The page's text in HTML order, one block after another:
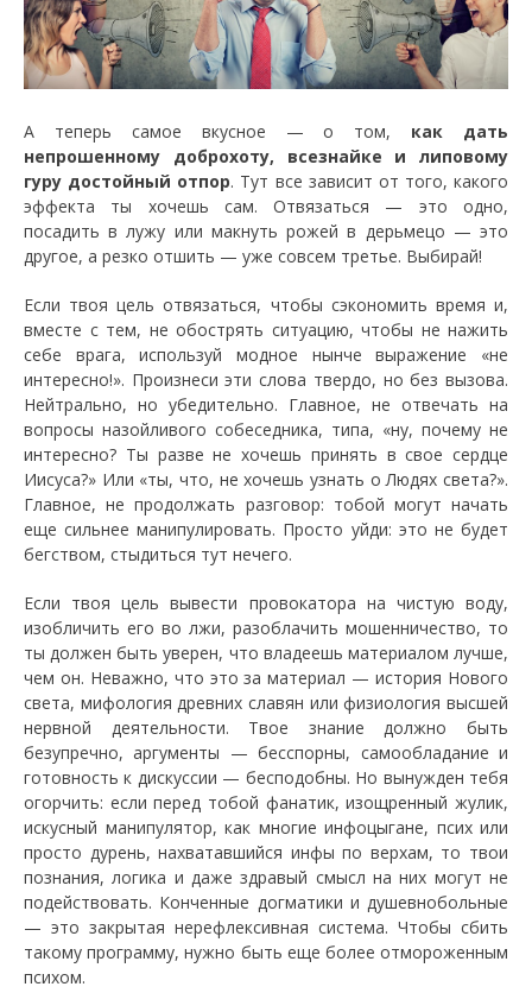
А теперь самое вкусное — о том, как дать
непрошенному доброхоту, всезнайке и липовому
гуру достойный отпор. Тут все зависит от того, какого
эффекта ты хочешь сам. Отвязаться — это одно,
посадить в лужу или макнуть рожей в дерьмецо — это
другое, а резко отшить — уже совсем третье. Выбирай!
Если твоя цель отвязаться, чтобы сэкономить время и,
вместе с тем, не обострять ситуацию, чтобы не нажить
себе врага, используй модное нынче выражение «не
интересно!». Произнеси эти слова твердо, но без вызова.
Нейтрально, но убедительно. Главное, не отвечать на
вопросы назойливого собеседника, типа, «ну, почему не
интересно? Ты разве не хочешь принять в свое сердце
Иисуса?» Или «ты, что, не хочешь узнать о Людях света?».
Главное, не продолжать разговор: тобой могут начать
еще сильнее манипулировать. Просто уйди: это не будет
бегством, стыдиться тут нечего.
Если твоя цель вывести провокатора на чистую воду,
изобличить его во лжи, разоблачить мошенничество, то
ты должен быть уверен, что владеешь материалом лучше,
чем он. Неважно, что это за материал — история Нового
света, мифология древних славян или физиология высшей
нервной деятельности. Твое знание должно быть
безупречно, аргументы — бесспорны, самообладание и
готовность к дискуссии — бесподобны. Но вынужден тебя
огорчить: если перед тобой фанатик, изощренный жулик,
искусный манипулятор, как многие инфоцыгане, псих или
просто дурень, нахватавшийся инфы по верхам, то твои
познания, логика и даже здравый смысл на них могут не
подействовать. Конченные догматики и душевнобольные
— это закрытая нерефлексивная система. Чтобы сбить
такому программу, нужно быть еще более отмороженным
психом.